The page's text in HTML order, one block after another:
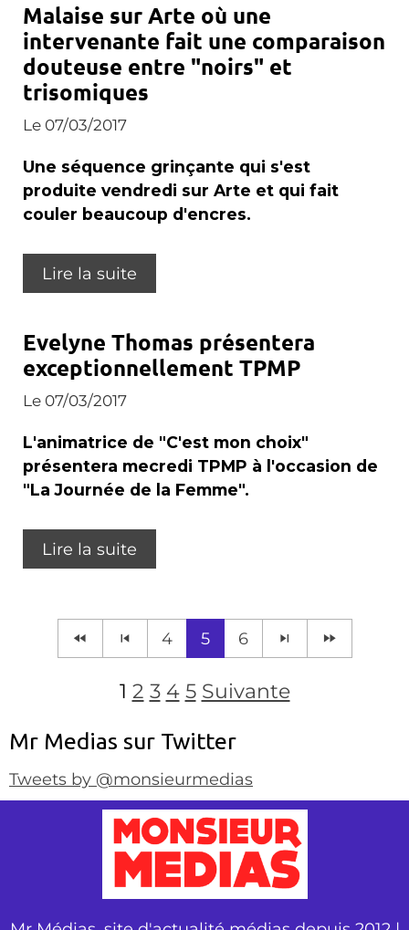
Malaise sur Arte où une
intervenante fait une comparaison
douteuse entre "noirs" et
trisomiques
Le 07/03/2017
Une séquence grinçante qui s'est
produite vendredi sur Arte et qui fait
couler beaucoup d'encres.
Lire la suite
Evelyne Thomas présentera
exceptionnellement TPMP
Le 07/03/2017
L'animatrice de "C'est mon choix"
présentera mecredi TPMP à l'occasion de
"La Journée de la Femme".
Lire la suite
4 5 6
1 2 3 4 5 Suivante
Mr Medias sur Twitter
Tweets by @monsieurmedias